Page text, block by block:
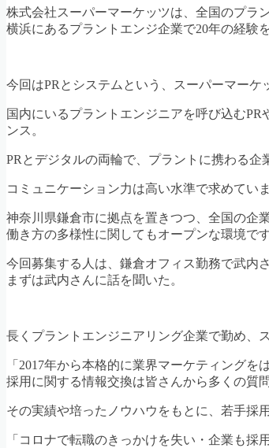
株式会社スーパーマーケッツは、全国のプラ
横浜にあるプラントエンジ企業で20年の経験
今回はPRとシステムという、スーパーマーケ
国内にいるプラントエンジニアを呼び込む
ンス。
PRとデジタルの両輪で、プラントに携わる企
コミュニケーション力は高い水準で求めてい
神奈川県鎌倉市に拠点を置きつつ、全国の企
働き方の多様性に関してもオープンな環境です
今回募集する人は、鎌倉オフィス勤務で武内
まずは武内さんに話を聞いた。
長くプラントエンジニアリング企業で勤め、
「2017年から本格的に業界マーケティング
採用に関する情報交換は皆さんから多くの質
その実績や培ったノウハウをもとに、若手採
「コロナで転職のきっかけを失い・企業も